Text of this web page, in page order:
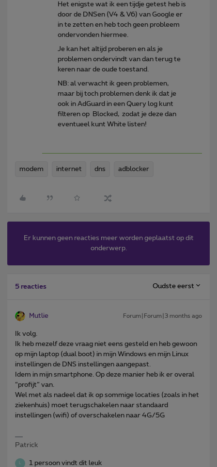
Het enigste wat ik een tijdje getest heb is
door de DNSen (V4 & V6) van Google er
in te zetten en heb toch geen probleem
ondervonden hiermee.
Je kan het altijd proberen en als je
problemen ondervindt van dan terug te
keren naar de oude toestand.
NB: al verwacht ik geen problemen,
maar bij toch problemen denk ik dat je
ook in AdGuard in een Query log kunt
filteren op Blocked, zodat je deze dan
eventueel kunt White listen!
modem internet dns adblocker
Er kunnen geen reacties meer worden geplaatst op dit
onderwerp.
5 reacties Oudste eerst
Mutlie Forum|Forum|3 months ago
Ik volg.
Ik heb mezelf deze vraag niet eens gesteld en heb gewoon
op mijn laptop (dual boot) in mijn Windows en mijn Linux
instellingen de DNS instellingen aangepast.
Idem in mijn smartphone. Op deze manier heb ik er overal
“profijt” van.
Wel met als nadeel dat ik op sommige locaties (zoals in het
ziekenhuis) moet terugschakelen naar standaard
instellingen (wifi) of overschakelen naar 4G/5G
Patrick
L 1 persoon vindt dit leuk